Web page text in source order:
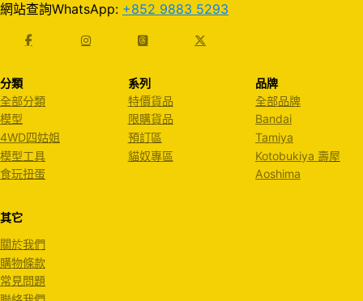
網站查詢WhatsApp: +852 9883 5293
分類
全部分類
模型
4WD四姑姐
模型工具
食玩扭蛋
系列
特價貨品
限購貨品
預訂區
貓奴專區
品牌
全部品牌
Bandai
Tamiya
Kotobukiya 壽屋
Aoshima
其它
關於我們
購物條款
常見問題